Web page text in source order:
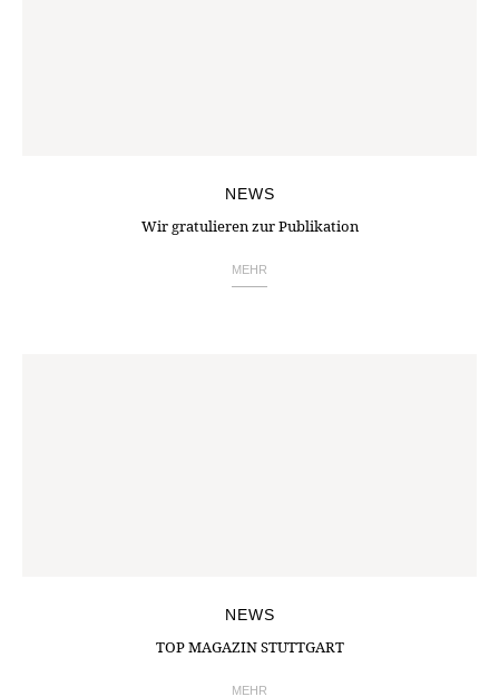
NEWS
Wir gratulieren zur Publikation
MEHR
NEWS
TOP MAGAZIN STUTTGART
MEHR